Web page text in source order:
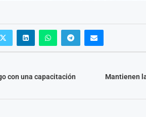
con una capacitación
Mantienen